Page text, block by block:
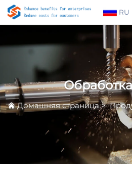
RU
Продукция
Часто задаваемые
Домашняя страница>